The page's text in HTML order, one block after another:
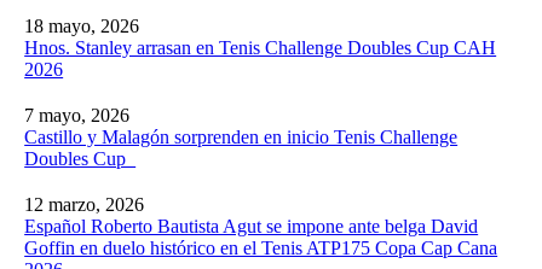
18 mayo, 2026
Hnos. Stanley arrasan en Tenis Challenge Doubles Cup CAH
2026
7 mayo, 2026
Castillo y Malagón sorprenden en inicio Tenis Challenge
Doubles Cup
12 marzo, 2026
Español Roberto Bautista Agut se impone ante belga David
Goffin en duelo histórico en el Tenis ATP175 Copa Cap Cana